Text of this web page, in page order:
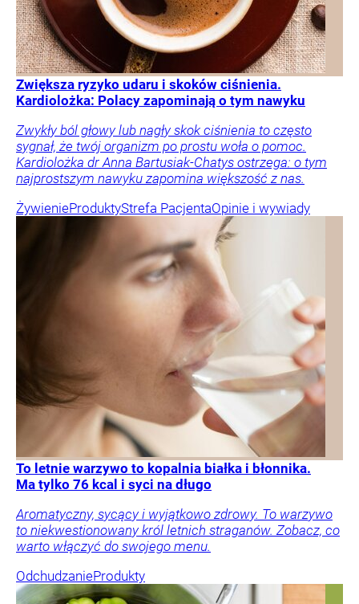
Zwiększa ryzyko udaru i skoków ciśnienia.
Kardiolożka: Polacy zapominają o tym nawyku
Zwykły ból głowy lub nagły skok ciśnienia to często
sygnał, że twój organizm po prostu woła o pomoc.
Kardiolożka dr Anna Bartusiak-Chatys ostrzega: o tym
najprostszym nawyku zapomina większość z nas.
ŻywienieProduktyStrefa PacjentaOpinie i wywiady
To letnie warzywo to kopalnia białka i błonnika.
Ma tylko 76 kcal i syci na długo
Aromatyczny, sycący i wyjątkowo zdrowy. To warzywo
to niekwestionowany król letnich straganów. Zobacz, co
warto włączyć do swojego menu.
OdchudzanieProdukty